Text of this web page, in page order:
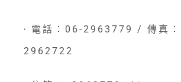
●
電話：06-2963779 / 傳真
2962722